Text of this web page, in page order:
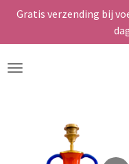
Ga
naar
de
Gratis verzending bij